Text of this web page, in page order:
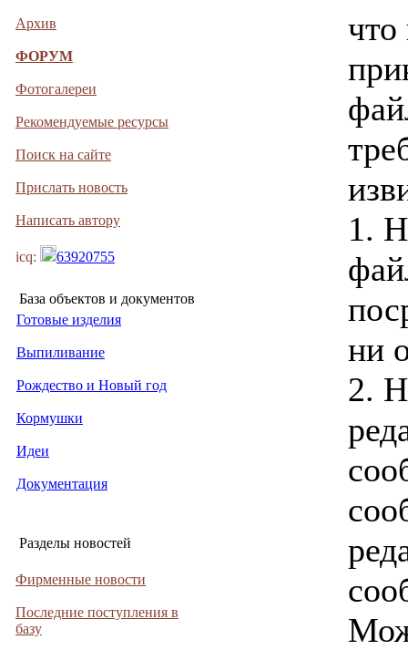
Архив
ФОРУМ
Фотогалереи
Рекомендуемые ресурсы
Поиск на сайте
Прислать новость
Написать автору
icq: 63920755
База объектов и документов
Готовые изделия
Выпиливание
Рождество и Новый год
Кормушки
Идеи
Документация
Разделы новостей
Фирменные новости
Последние поступления в
базу
1.
ни
2.